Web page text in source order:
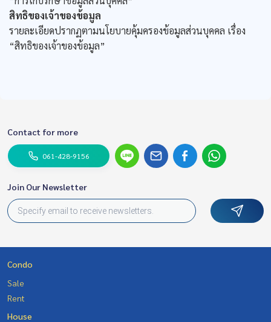
สิทธิของเจ้าของข้อมูล
รายละเอียดปรากฏตามนโยบายคุ้มครองข้อมูลส่วนบุคคล เรื่อง
“สิทธิของเจ้าของข้อมูล”
Contact for more
061-428-9156
Join Our Newsletter
Condo
Sale
Rent
House